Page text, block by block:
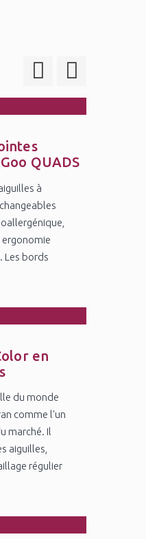
QUADS
à
Les bords
en
du monde
comme l'un
marché. Il
aiguilles,
régulier